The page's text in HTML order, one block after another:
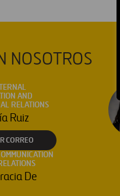
NOSOTROS
AND
RELATIONS
Ruiz
CORREO
De